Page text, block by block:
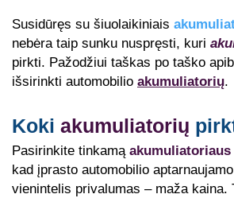
Susidūręs su šiuolaikiniais
nebėra taip sunku nuspręsti, kuri
pirkti. Pažodžiui taškas po taško
išsirinkti automobilio akumuliatorių.
Koki akumuliatorių
Pasirinkite tinkamą akumuliatoriaus
kad įprasto automobilio aptarnaujamo
vienintelis privalumas – maža kaina.